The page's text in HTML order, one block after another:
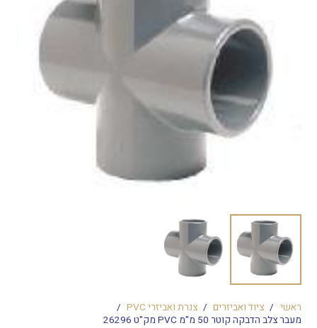
ראשי / ציוד ואביזרים / צנרת ואביזרי PVC
/
מעבר צלב הדבקה קוטר 50 מ"מ PVC מק"ט 26296